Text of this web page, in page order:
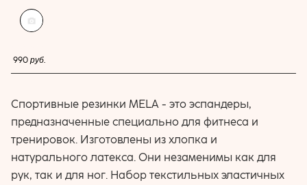
990 руб.
Спортивные резинки MELA - это эспандеры,
предназначенные специально для фитнеса и
тренировок. Изготовлены из хлопка и
натурального латекса. Они незаменимы как для
рук, так и для ног. Набор текстильных эластичных